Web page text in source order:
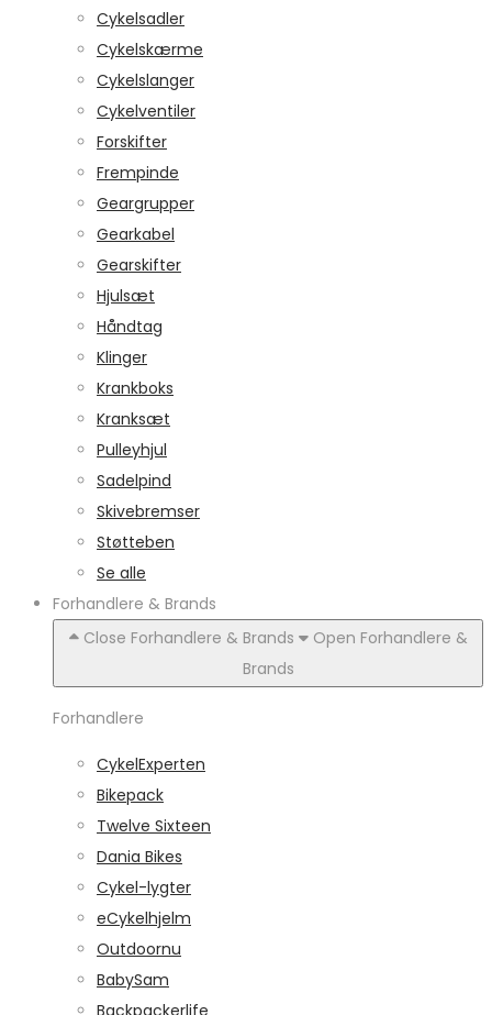
Cykelsadler
Cykelskærme
Cykelslanger
Cykelventiler
Forskifter
Frempinde
Geargrupper
Gearkabel
Gearskifter
Hjulsæt
Håndtag
Klinger
Krankboks
Kranksæt
Pulleyhjul
Sadelpind
Skivebremser
Støtteben
Se alle
Forhandlere & Brands
Close Forhandlere & Brands
Open Forhandlere &
Brands
Forhandlere
CykelExperten
Bikepack
Twelve Sixteen
Dania Bikes
Cykel-lygter
eCykelhjelm
Outdoornu
BabySam
Backpackerlife